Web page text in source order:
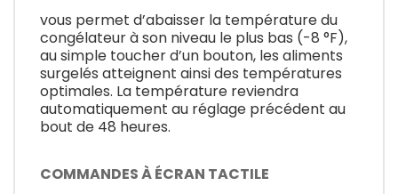
vous permet d’abaisser la température du
congélateur à son niveau le plus bas (-8 °F),
au simple toucher d’un bouton, les aliments
surgelés atteignent ainsi des températures
optimales. La température reviendra
automatiquement au réglage précédent au
bout de 48 heures.
COMMANDES À ÉCRAN TACTILE